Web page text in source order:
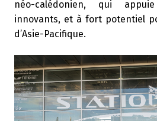
néo-calédonien, qui
innovants, et à fort potentiel
d’Asie-Pacifique.